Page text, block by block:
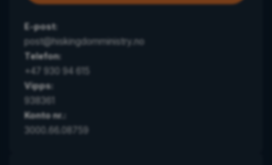
E-post:
post@hiskingdomministry.no
Telefon:
+47 930 94 615
Vipps:
938361
Konto nr.:
3000.66.08759